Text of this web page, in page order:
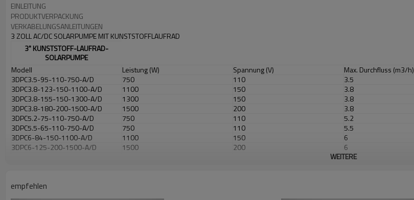
EINLEITUNG
PRODUKTVERPACKUNG
VERKABELUNGSANLEITUNGEN
3 ZOLL AC/DC SOLARPUMPE MIT KUNSTSTOFFLAUFRAD
3" KUNSTSTOFF-LAUFRAD-
SOLARPUMPE
Modell
Leistung (W) Spannung (V) Max. Durchfluss (m3/h)
3DPC3.5-95-110-750-A/D
750 110 3.5
3DPC3.8-123-150-1100-A/D
1100 150 3.8
3DPC3.8-155-150-1300-A/D
1300 150 3.8
3DPC3.8-180-200-1500-A/D
1500 200 3.8
3DPC5.2-75-110-750-A/D
750 110 5.2
3DPC5.5-65-110-750-A/D
750 110 5.5
3DPC6-84-150-1100-A/D
1100 150 6
3DPC6-125-200-1500-A/D
1500 200 6
7
3 ZOLL AC/DC KUNSTSTOFFLAUFRAD SOLARPUMPE PARAMETER
WEITERE
empfehlen